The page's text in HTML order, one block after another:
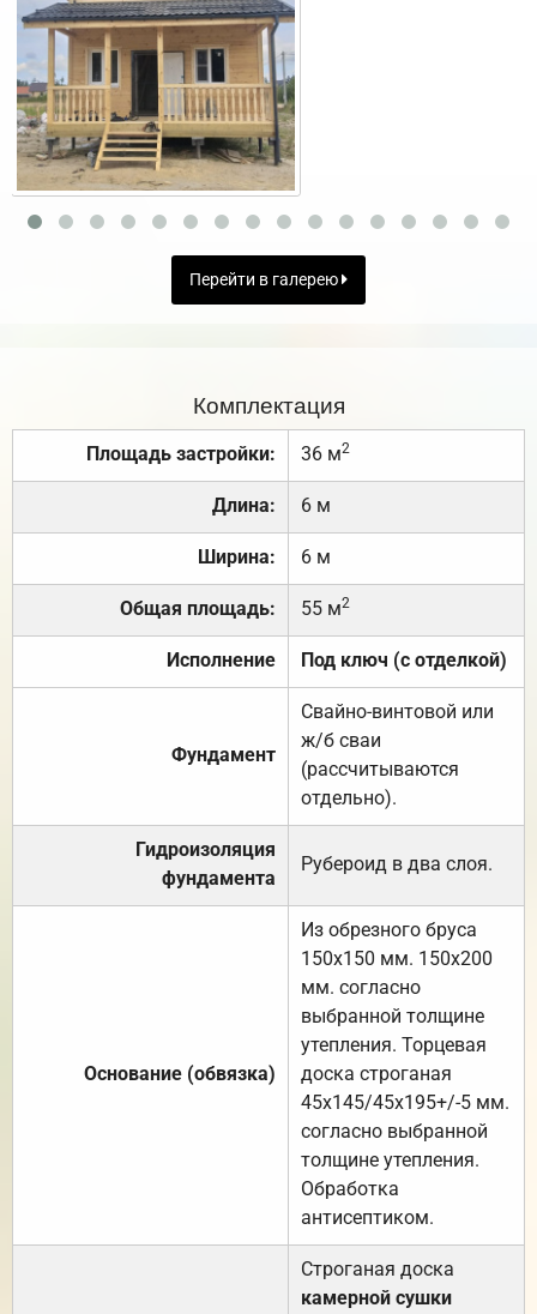
Перейти в галерею
Комплектация
Площадь застройки: 36 м2
Длина: 6 м
Ширина: 6 м
Общая площадь: 55 м2
Исполнение Под ключ (с отделкой)
Фундамент
Свайно-винтовой или
ж/б сваи
(рассчитываются
отдельно).
Гидроизоляция
фундамента
Рубероид в два слоя.
Основание (обвязка)
Из обрезного бруса
150х150 мм. 150х200
мм. согласно
выбранной толщине
утепления. Торцевая
доска строганая
45х145/45х195+/-5 мм.
согласно выбранной
толщине утепления.
Обработка
антисептиком.
Строганая доска
камерной сушки